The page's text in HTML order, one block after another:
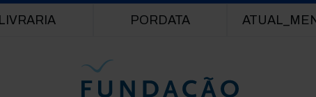
LIVRARIA PORDATA